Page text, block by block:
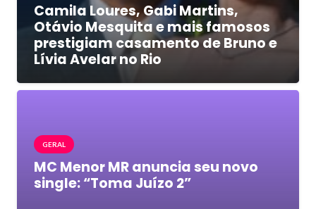
Camila Loures, Gabi Martins,
Otávio Mesquita e mais famosos
prestigiam casamento de Bruno e
Lívia Avelar no Rio
GERAL
MC Menor MR anuncia seu novo
single: “Toma Juízo 2”